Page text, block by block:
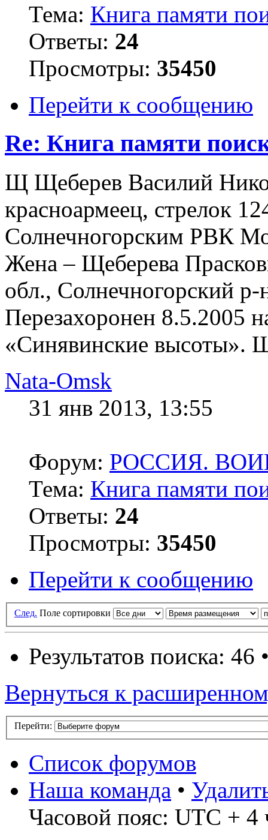
Тема: Книга памяти
Ответы: 24
Просмотры: 35450
Перейти к сообщению
Re: Книга памяти
Щ Щеберев Василий
красноармеец, стрелок
Солнечногорским РВК
Жена – Щеберева
обл., Солнечногорский
Перезахоронен 8.5.2005
«Синявинские высоты».
Nata-Omsk
31 янв 2013, 13:55
Форум: РОССИЯ.
Тема: Книга памяти
Ответы: 24
Просмотры: 35450
Перейти к сообщению
След. Поле сортировки
Результатов поиска: 46
Вернуться к
Перейти:
Список форумов
Наша команда •
Часовой пояс: UTC + 4